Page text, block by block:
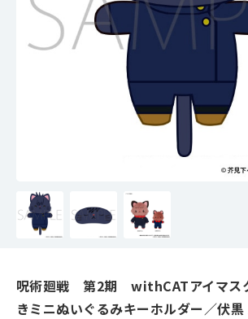
呪術廻戦 第2期 withCATアイマス
きミニぬいぐるみキーホルダー／伏黒